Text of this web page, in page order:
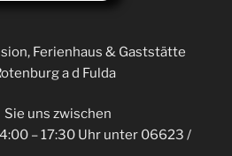
Ferienhaus & Gaststätte
a d Fulda
uns zwischen
– 17:30 Uhr unter 06623 /